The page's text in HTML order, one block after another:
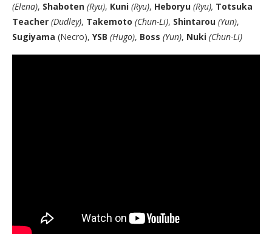
(Elena), Shaboten (Ryu), Kuni (Ryu), Heboryu (Ryu), Totsuka
Teacher (Dudley), Takemoto (Chun-Li), Shintarou (Yun),
Sugiyama (Necro), YSB (Hugo), Boss (Yun), Nuki (Chun-Li)